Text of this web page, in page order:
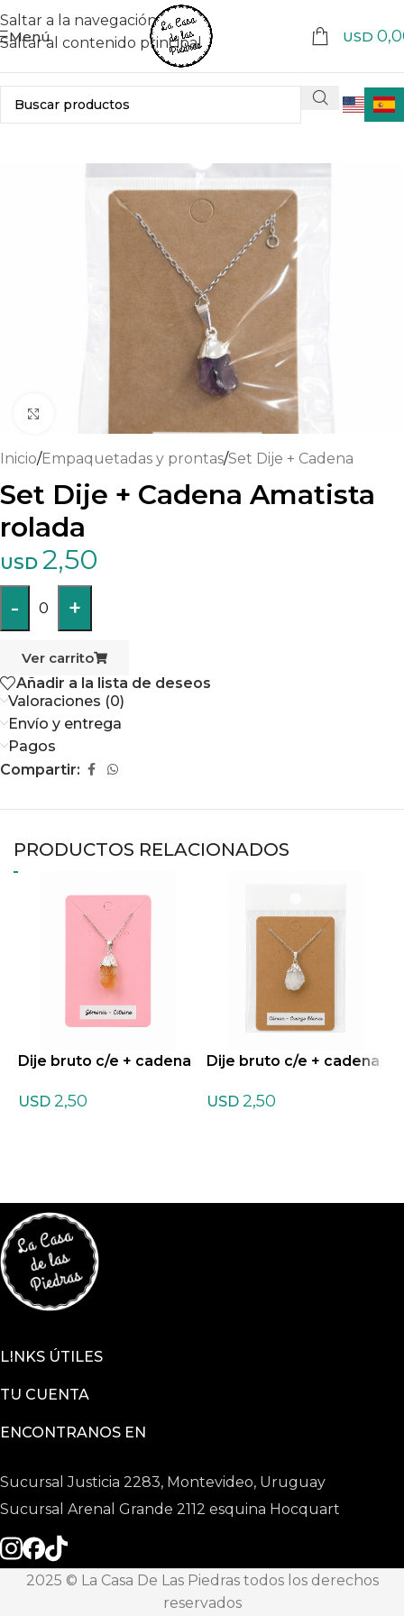
Saltar a la navegación
Saltar al contenido principal
Menú USD
Inicio/Empaquetadas y prontas/Set Dije + Cadena
Set Dije + Cadena Amatista
rolada
USD 2,50
- 0 +
Ver carrito
Añadir a la lista de deseos
Valoraciones (0)
Envío y entrega
Pagos
Compartir:
PRODUCTOS RELACIONADOS
Dije bruto c/e + cadena
USD 2,50
Dije bruto c/e + cadena
USD 2,50
LINKS ÚTILES
TU CUENTA
ENCONTRANOS EN
Sucursal Justicia 2283, Montevideo, Uruguay
Sucursal Arenal Grande 2112 esquina Hocquart
2025 © La Casa De Las Piedras todos los derechos
reservados